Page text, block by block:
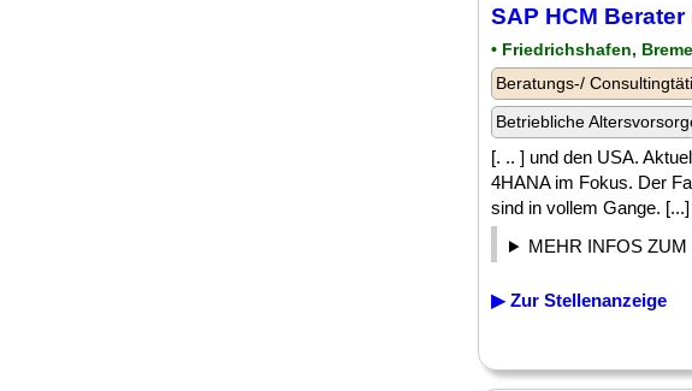
SAP HCM Berater
• Friedrichshafen,
Beratungs-/
Betriebliche
[. .. ] und den USA.
4HANA im Fokus. Der
sind in vollem Gange. [...]
MEHR INFOS
▶ Zur Stellenanzeige